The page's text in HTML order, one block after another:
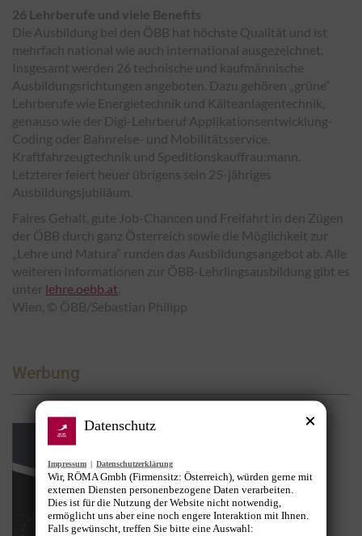
26 Lehrberufe und viele Benefits
Die Ausbildung bei den ÖBB hat höchste Qualität und ist
mehrfach national wie auch international ausgezeichnet.
Insgesamt werden 26 technische und kaufmännische
Ausbildungsrichtungen angeboten. Dazu gehören „grüne“
Lehrberufe wie Energietechnik und Kälteanlagentechnik,
genauso wie der Digi-Lehrberuf Applikationsentwicklung-
Coding oder Bahnreise- und Mobilitätsservice,
Kraftfahrzeugtechnik und Speditionskauffrau:mann.
Letzterer feiert heuer übrigens sein 25-jähriges
Ausbildungsjubiläum.
Faires Gehalt, gute Job-Chancen und Freifahrt in den Zügen
der ÖBB durch ganz Österreich sowie die Möglichkeit zur
„Lehre und Matura“ runden das Ausbildungsangebot ab. Alle
weiteren Informationen zur ÖBB-Lehrlingsausbildung gibt es
unter lehre.oebb.at
Wien, © ÖBB/Sebastian Philipp
Werbung
Datenschutz
Impressum | Datenschutzerklärung
Wir, RÖMA Gmbh (Firmensitz: Österreich), würden gerne mit
externen Diensten personenbezogene Daten verarbeiten.
Dies ist für die Nutzung der Website nicht notwendig,
ermöglicht uns aber eine noch engere Interaktion mit Ihnen.
Falls gewünscht, treffen Sie bitte eine Auswahl: